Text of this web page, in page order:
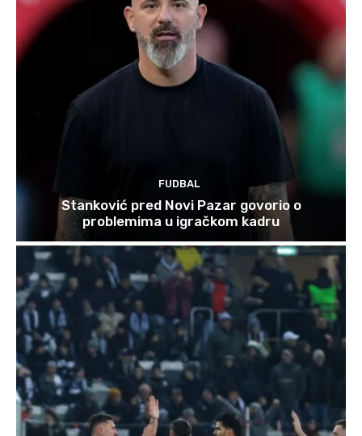
FUDBAL
Stanković pred Novi Pazar govorio o
problemima u igračkom kadru